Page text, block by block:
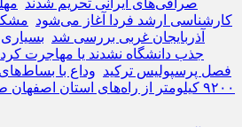
صرافی‌های ایرانی تحریم شدند
کارشناسی ارشد فردا آغاز می‌شود
آذربایجان غربی بررسی شد بسیاری
جذب دانشگاه نشدند یا مهاجرت
فصل پرسپولیس ترکید وداع با